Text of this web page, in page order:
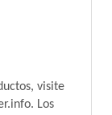
visite
Los